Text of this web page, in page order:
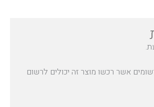
אשר רכשו מוצר זה יכולים לרשום